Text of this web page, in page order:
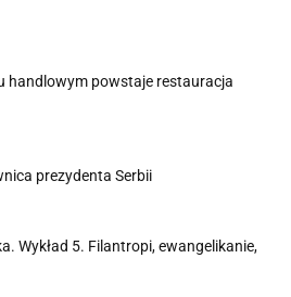
handlowym powstaje restauracja
prezydenta Serbii
Wykład 5. Filantropi, ewangelikanie,